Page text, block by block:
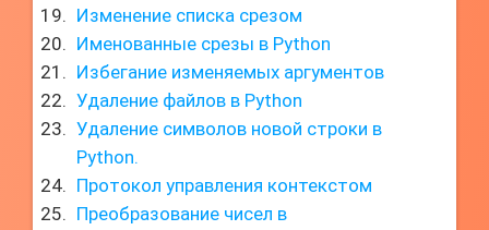
Изменение списка срезом
Именованные срезы в Python
Избегание изменяемых аргументов
Удаление файлов в Python
Удаление символов новой строки в
Python.
Протокол управления контекстом
Преобразование чисел в